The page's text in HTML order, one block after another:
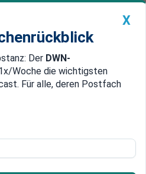
Geldanlage Premium
Magazin China
Brasiliens
Streik
X
Der DWN-
Woche die wichtigsten
Für alle, deren Postfach